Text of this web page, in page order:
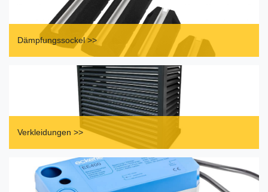
Dämpfungssockel >>
Verkleidungen >>